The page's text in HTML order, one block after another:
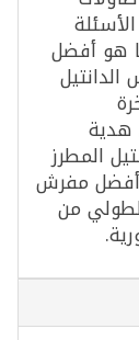
هو أفضل
هدية
المطرز
أفضل مفرش
من